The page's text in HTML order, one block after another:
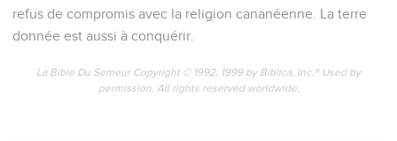
refus de compromis avec la religion cananéenne. La terre
donnée est aussi à conquérir.
La Bible Du Semeur Copyright © 1992, 1999 by Biblica, Inc.® Used by
permission. All rights reserved worldwide.